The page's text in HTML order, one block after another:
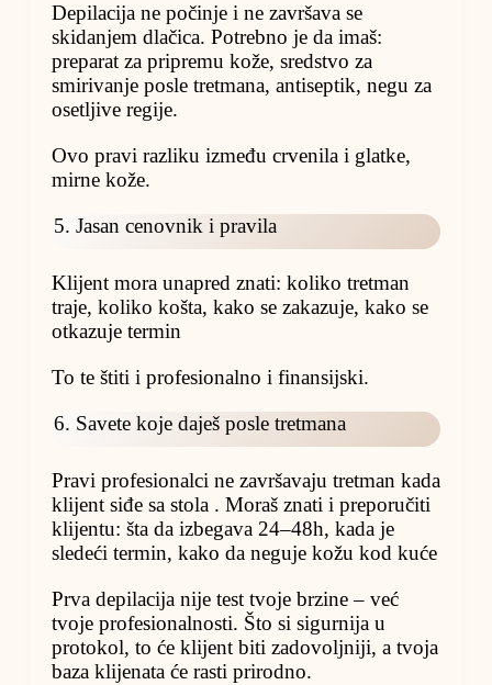
Depilacija ne počinje i ne završava se
skidanjem dlačica. Potrebno je da imaš:
preparat za pripremu kože, sredstvo za
smirivanje posle tretmana, antiseptik, negu za
osetljive regije.
Ovo pravi razliku između crvenila i glatke,
mirne kože.
5. Jasan cenovnik i pravila
Klijent mora unapred znati: koliko tretman
traje, koliko košta, kako se zakazuje, kako se
otkazuje termin
To te štiti i profesionalno i finansijski.
6. Savete koje daješ posle tretmana
Pravi profesionalci ne završavaju tretman kada
klijent siđe sa stola . Moraš znati i preporučiti
klijentu: šta da izbegava 24–48h, kada je
sledeći termin, kako da neguje kožu kod kuće
Prva depilacija nije test tvoje brzine – već
tvoje profesionalnosti. Što si sigurnija u
protokol, to će klijent biti zadovoljniji, a tvoja
baza klijenata će rasti prirodno.